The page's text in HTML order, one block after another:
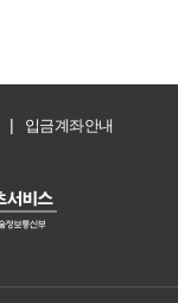
| 입금계좌안내